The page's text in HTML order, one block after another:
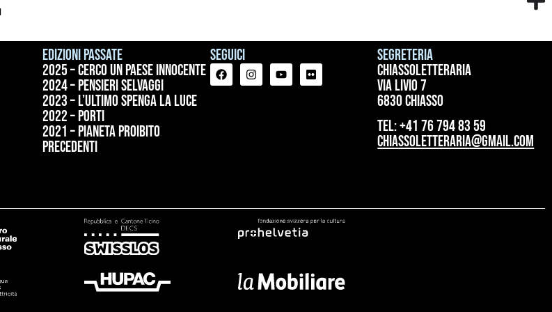
Edizioni passate
2025 – Cerco un paese innocente
2024 – Pensieri selvaggi
2023 – L’ultimo spenga la luce
2022 – Porti
2021 – Pianeta proibito
precedenti
Seguici
Segreteria
ChiassoLetteraria
Via Livio 7
6830 Chiasso
tel: +41 76 794 83 59
chiassoletteraria@gmail.com